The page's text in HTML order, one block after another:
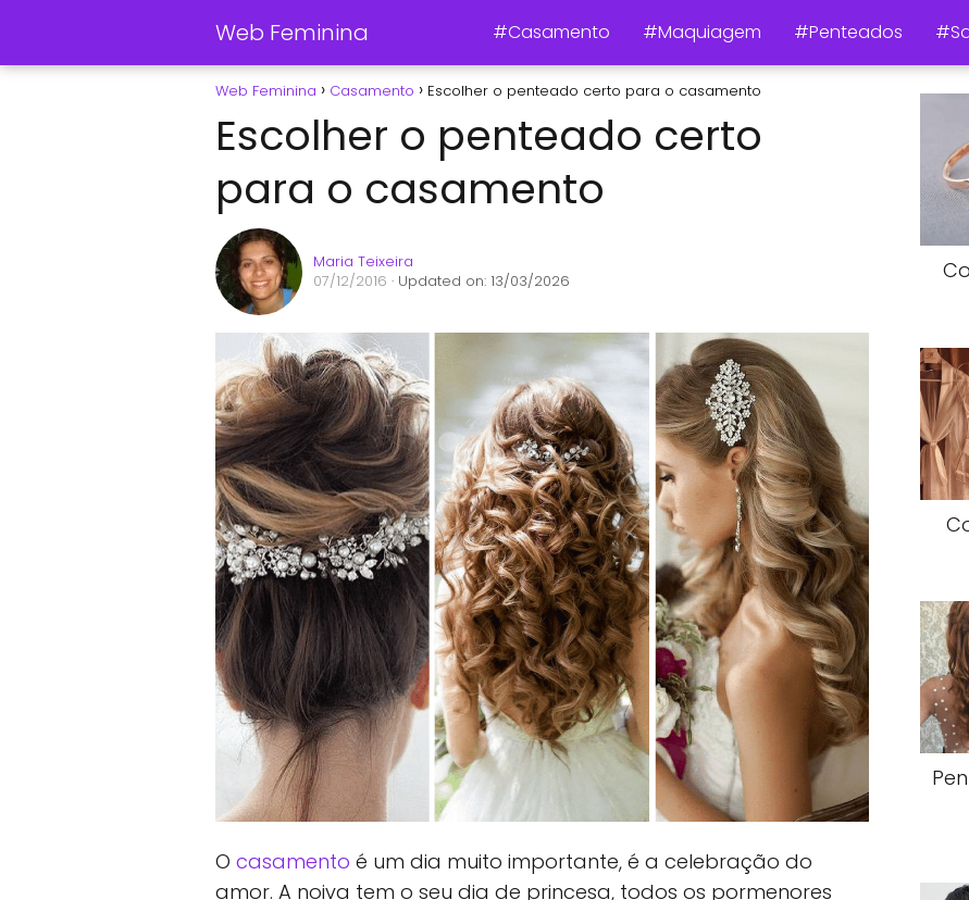
Web Feminina #Casamento #Maquiagem #Penteados
Web Feminina Casamento Escolher o penteado certo para o casamento
Escolher o penteado certo
para o casamento
Maria Teixeira
07/12/2016 · Updated on: 13/03/2026
O casamento é um dia muito importante, é a celebração do
amor. A noiva tem o seu dia de princesa, todos os pormenores